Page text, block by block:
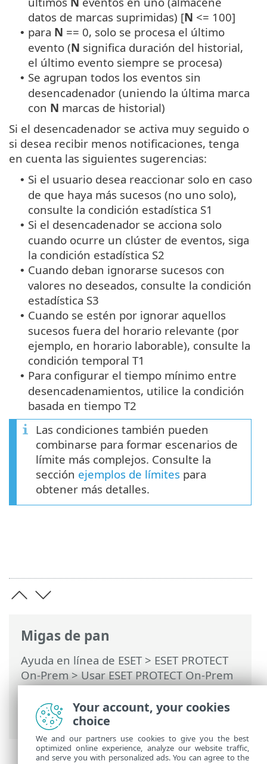
Migas de pan
Ayuda en línea de ESET> ESET PROTECT
On-Prem>Usar ESET PROTECT On-Prem
>ESET PROTECT On-Prem Menú principal
Tareas
> Configuración avanzada:
Umbral
datos de marcas suprimidas) [N <= 100]
• para N == 0, solo se procesa el último
evento (N significa duración del historial,
el último evento siempre se procesa)
• Se agrupan todos los eventos sin
desencadenador (uniendo la última marca
con N marcas de historial)
Si el desencadenador se activa muy seguido o
si desea recibir menos notificaciones, tenga
en cuenta las siguientes sugerencias:
• Si el usuario desea reaccionar solo en caso
de que haya más sucesos (no uno solo),
consulte la condición estadística S1
• Si el desencadenador se acciona solo
cuando ocurre un clúster de eventos, siga
la condición estadística S2
• Cuando deban ignorarse sucesos con
valores no deseados, consulte la condición
estadística S3
• Cuando se estén por ignorar aquellos
sucesos fuera del horario relevante (por
ejemplo, en horario laborable), consulte la
condición temporal T1
• Para configurar el tiempo mínimo entre
desencadenamientos, utilice la condición
basada en tiempo T2
Las condiciones también pueden
combinarse para formar escenarios de
límite más complejos. Consulte la
sección ejemplos de límites para
obtener más detalles.
Your account, your cookies
choice
We and our partners use cookies to give you the best
optimized online experience, analyze our website traffic,
and serve you with personalized ads. You can agree to the